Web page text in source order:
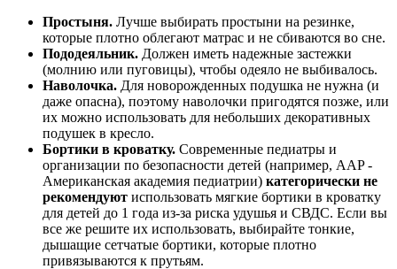
Простыня. Лучше выбирать простыни на резинке,
которые плотно облегают матрас и не сбиваются во сне.
Пододеяльник. Должен иметь надежные застежки
(молнию или пуговицы), чтобы одеяло не выбивалось.
Наволочка. Для новорожденных подушка не нужна (и
даже опасна), поэтому наволочки пригодятся позже, или
их можно использовать для небольших декоративных
подушек в кресло.
Бортики в кроватку. Современные педиатры и
организации по безопасности детей (например, AAP -
Американская академия педиатрии) категорически не
рекомендуют использовать мягкие бортики в кроватку
для детей до 1 года из-за риска удушья и СВДС. Если вы
все же решите их использовать, выбирайте тонкие,
дышащие сетчатые бортики, которые плотно
привязываются к прутьям.